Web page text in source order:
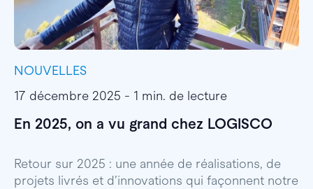
NOUVELLES
17 décembre 2025 - 1 min. de lecture
En 2025, on a vu grand chez LOGISCO
Retour sur 2025 : une année de réalisations, de
projets livrés et d’innovations qui façonnent notre